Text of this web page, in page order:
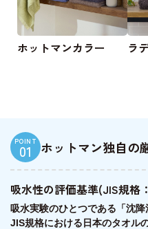
ホットマンカラー ラ
POINT
01 ホットマン独自の
吸水性の評価基準(JIS規格
吸水実験のひとつである「沈降
JIS規格における日本のタオル